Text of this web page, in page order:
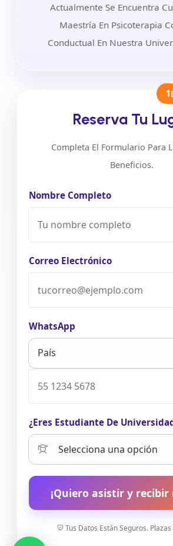
Actualmente Se Encuentra
Maestría En Psicoterapia
Conductual En Nuestra
Reserva Tu
Completa El Formulario Para
Beneficios.
Nombre Completo
Correo Electrónico
WhatsApp
¿Eres Estudiante De
¡Quiero asistir y recibir
Tus Datos Están Seguros.